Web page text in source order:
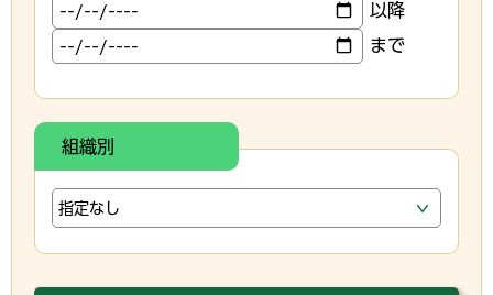
以降
まで
組織別